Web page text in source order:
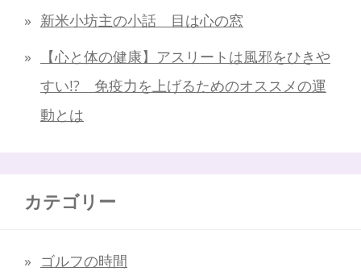
新米小坊主の小話 目は心の窓
【心と体の健康】アスリートは風邪をひきや
すい!? 免疫力を上げるためのオススメの運
動とは
カテゴリー
ゴルフの時間